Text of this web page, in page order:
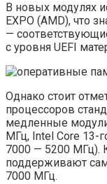
В новых модулях
EXPO (AMD), что
—
с уровня UEFI
Однако стоит
процессоров
медленные
МГц, Intel Core 13-
7000 — 5200 МГц).
поддерживают
7000 МГц.